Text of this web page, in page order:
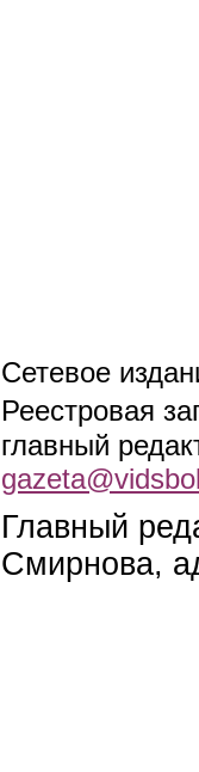
Сетевое
Реестровая
главный
Главный
Смирнова,